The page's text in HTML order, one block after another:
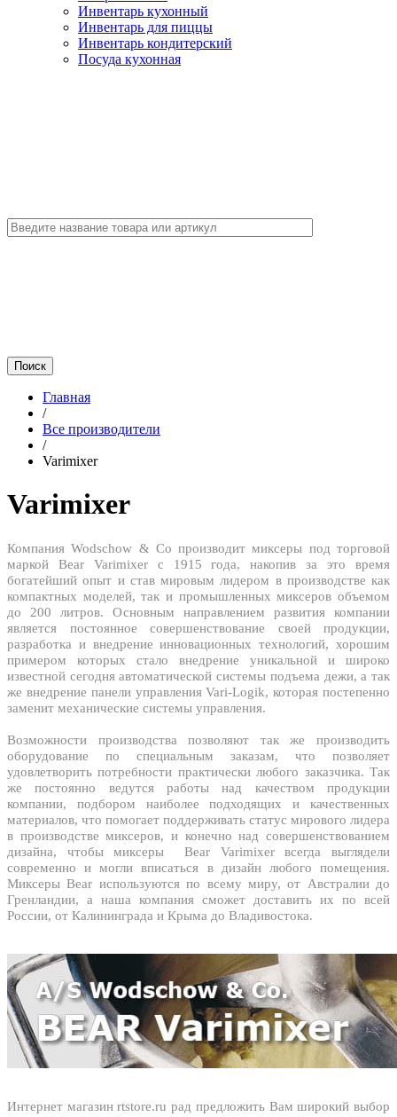
Инвентарь кухонный
Инвентарь для пиццы
Инвентарь кондитерский
Посуда кухонная
Главная
/
Все производители
/
Varimixer
Varimixer
Компания Wodschow & Co производит миксеры под торговой
маркой Bear Varimixer с 1915 года, накопив за это время
богатейший опыт и став мировым лидером в производстве как
компактных моделей, так и промышленных миксеров объемом
до 200 литров. Основным направлением развития компании
является постоянное совершенствование своей продукции,
разработка и внедрение инновационных технологий, хорошим
примером которых стало внедрение уникальной и широко
известной сегодня автоматической системы подъема дежи, а так
же внедрение панели управления Vari-Logik, которая постепенно
заменит механические системы управления.
Возможности производства позволяют так же производить
оборудование по специальным заказам, что позволяет
удовлетворить потребности практически любого заказчика. Так
же постоянно ведутся работы над качеством продукции
компании, подбором наиболее подходящих и качественных
материалов, что помогает поддерживать статус мирового лидера
в производстве миксеров, и конечно над совершенствованием
дизайна, чтобы миксеры Bear Varimixer всегда выглядели
современно и могли вписаться в дизайн любого помещения.
Миксеры Bear используются по всему миру, от Австралии до
Гренландии, а наша компания сможет доставить их по всей
России, от Калининграда и Крыма до Владивостока.
Интернет магазин rtstore.ru рад предложить Вам широкий выбор